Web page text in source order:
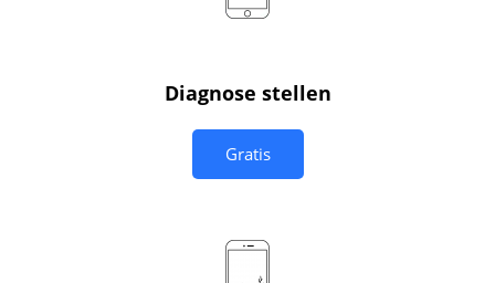
Diagnose stellen
Gratis